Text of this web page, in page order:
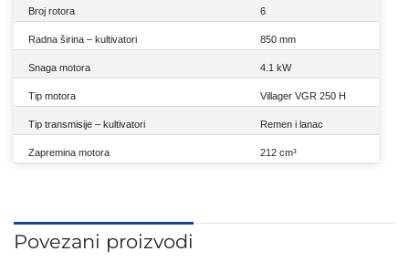
Broj rotora 6
Radna širina – kultivatori 850 mm
Snaga motora 4.1 kW
Tip motora Villager VGR 250 H
Tip transmisije – kultivatori Remen i lanac
Zapremina motora 212 cm³
Povezani proizvodi